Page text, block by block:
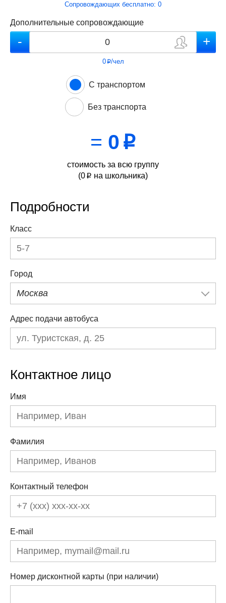
Сопровождающих бесплатно: 0
Дополнительные сопровождающие
0p/чел
С транспортом
Без транспорта
= 0 p
стоимость за всю группу
(0 p на школьника)
Подробности
Класс
Город
Москва
Адрес подачи автобуса
Контактное лицо
Имя
Фамилия
Контактный телефон
E-mail
Номер дисконтной карты (при наличии)